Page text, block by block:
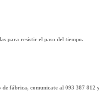
para resistir el paso del tiempo.
de fábrica, comunicate al 093 387 812